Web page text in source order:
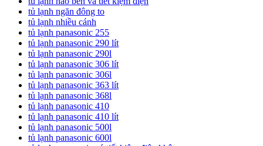
tủ lạnh ngăn đông to
tủ lạnh nhiều cánh
tủ lạnh panasonic 255
tủ lạnh panasonic 290 lít
tủ lạnh panasonic 290l
tủ lạnh panasonic 306 lít
tủ lạnh panasonic 306l
tủ lạnh panasonic 363 lít
tủ lạnh panasonic 368l
tủ lạnh panasonic 410
tủ lạnh panasonic 410 lít
tủ lạnh panasonic 500l
tủ lạnh panasonic 600l